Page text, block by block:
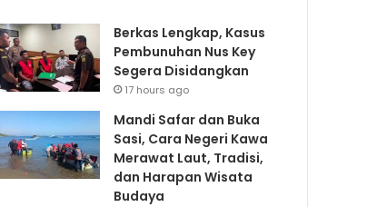
Berkas Lengkap, Kasus
Pembunuhan Nus Key
Segera Disidangkan
17 hours ago
Mandi Safar dan Buka
Sasi, Cara Negeri Kawa
Merawat Laut, Tradisi,
dan Harapan Wisata
Budaya